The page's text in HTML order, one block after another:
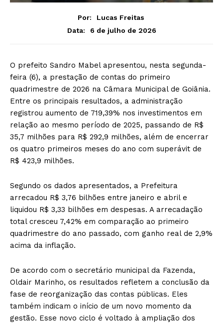
Por:
Lucas Freitas
Data:
6 de julho de 2026
O prefeito Sandro Mabel apresentou, nesta segunda-
feira (6), a prestação de contas do primeiro
quadrimestre de 2026 na Câmara Municipal de Goiânia.
Entre os principais resultados, a administração
registrou aumento de 719,39% nos investimentos em
relação ao mesmo período de 2025, passando de R$
35,7 milhões para R$ 292,9 milhões, além de encerrar
os quatro primeiros meses do ano com superávit de
R$ 423,9 milhões.
Segundo os dados apresentados, a Prefeitura
arrecadou R$ 3,76 bilhões entre janeiro e abril e
liquidou R$ 3,33 bilhões em despesas. A arrecadação
total cresceu 7,42% em comparação ao primeiro
quadrimestre do ano passado, com ganho real de 2,9%
acima da inflação.
De acordo com o secretário municipal da Fazenda,
Oldair Marinho, os resultados refletem a conclusão da
fase de reorganização das contas públicas. Eles
também indicam o início de um novo momento da
gestão. Esse novo ciclo é voltado à ampliação dos